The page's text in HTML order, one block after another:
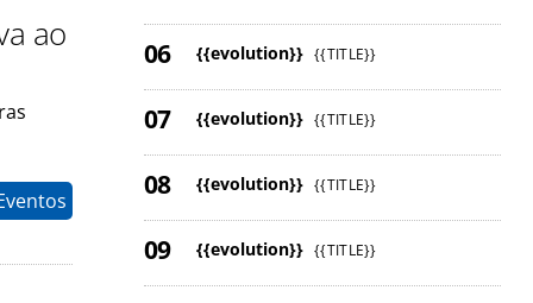
ao
{{evolution}} {{TITLE}}
{{evolution}} {{TITLE}}
{{evolution}} {{TITLE}}
{{evolution}} {{TITLE}}